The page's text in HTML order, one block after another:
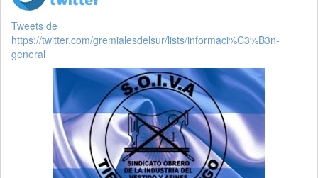
Tweets de
https://twitter.com/gremialesdelsur/lists/informaci%C3%B3n-
general